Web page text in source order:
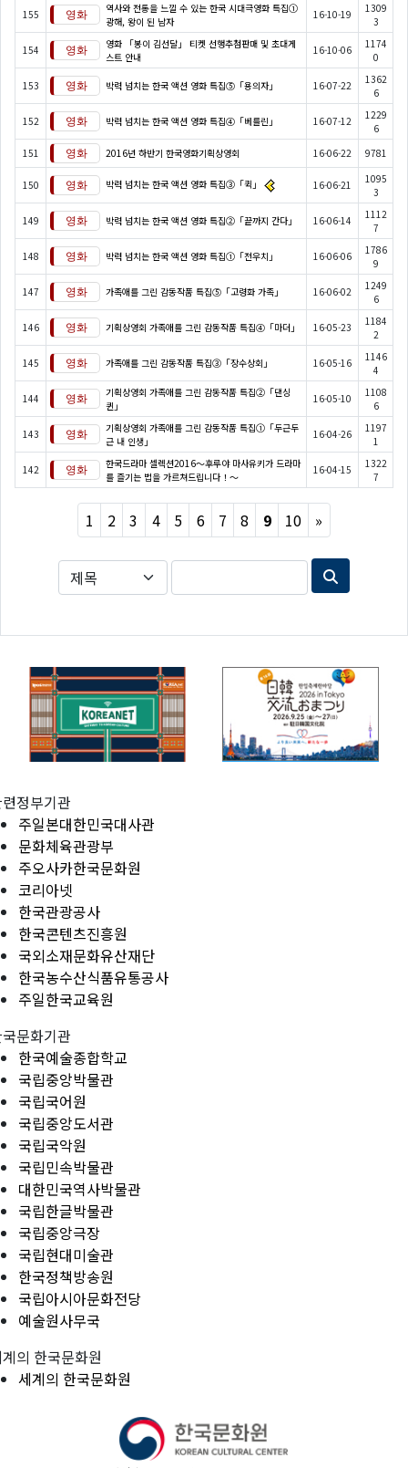
155
역사와 전통을 느낄 수 있는 한국 시대극영화 특집①
광해, 왕이 된 남자
16-10-19
1309
3
154
영화 「봉이 김선달」 티켓 선행추첨판매 및 초대게
스트 안내
16-10-06
1174
0
153 박력 넘치는 한국 액션 영화 특집⑤「용의자」 16-07-22
1362
6
152 박력 넘치는 한국 액션 영화 특집④「베를린」 16-07-12
1229
6
151
2016년 하반기 한국영화기획상영회 16-06-22 9781
150 박력 넘치는 한국 액션 영화 특집③「퀵」 16-06-21
1095
3
149 박력 넘치는 한국 액션 영화 특집②「끝까지 간다」 16-06-14
1112
7
148 박력 넘치는 한국 액션 영화 특집①「전우치」 16-06-06
1786
9
147 가족애를 그린 감동작품 특집⑤「고령화 가족」 16-06-02
1249
6
146 기획상영회 가족애를 그린 감동작품 특집④「마더」 16-05-23
1184
2
145 가족애를 그린 감동작품 특집③「장수상회」 16-05-16
1146
4
144
기획상영회 가족애를 그린 감동작품 특집②「댄싱
퀸」
16-05-10
1108
6
143
기획상영회 가족애를 그린 감동작품 특집①「두근두
근 내 인생」
16-04-26
1197
1
142
한국드라마 셀렉션2016～후루야 마사유키가 드라마
를 즐기는 법을 가르쳐드립니다！～
16-04-15
1322
7
1 2 3 4 5 6 7 8 9 10 »
정부기관
주일본대한민국대사관
문화체육관광부
주오사카한국문화원
코리아넷
한국관광공사
한국콘텐츠진흥원
국외소재문화유산재단
한국농수산식품유통공사
주일한국교육원
문화기관
한국예술종합학교
국립중앙박물관
국립국어원
국립중앙도서관
국립국악원
국립민속박물관
대한민국역사박물관
국립한글박물관
국립중앙극장
국립현대미술관
한국정책방송원
국립아시아문화전당
예술원사무국
의 한국문화원
세계의 한국문화원